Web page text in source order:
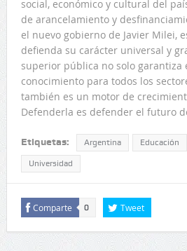
social, económico y cultural del
de arancelamiento y
el nuevo gobierno de Javier Milei,
defienda su carácter universal y
superior pública no solo garantiza
conocimiento para todos los
también es un motor de
Defenderla es defender el futuro
Etiquetas: Argentina Educación
Universidad
Comparte 0 Tweet